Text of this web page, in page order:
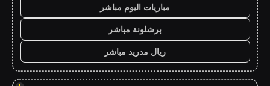
مباريات اليوم مباشر
برشلونة مباشر
ريال مدريد مباشر